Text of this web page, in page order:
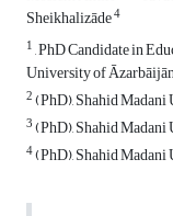
Sheikhalizāde4
1, PhD Candidate in
University of
2(PhD), Shahid
3(PhD), Shahid
4(PhD), Shahid